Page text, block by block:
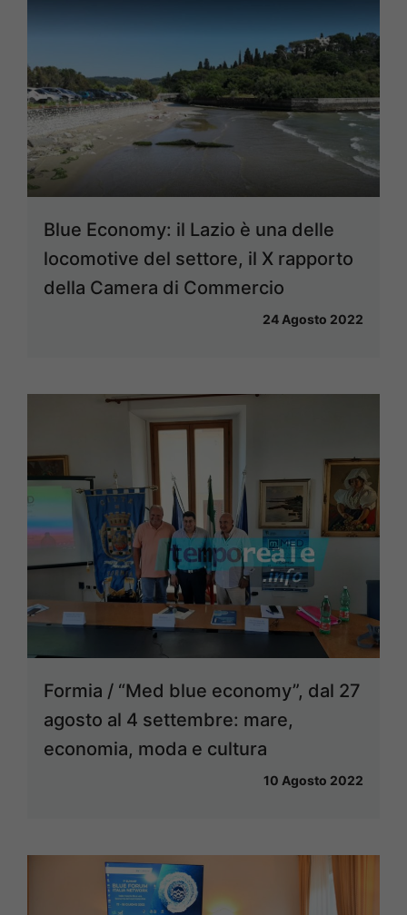
Blue Economy: il Lazio è una delle
locomotive del settore, il X rapporto
della Camera di Commercio
24 Agosto 2022
Formia / “Med blue economy”, dal 27
agosto al 4 settembre: mare,
economia, moda e cultura
10 Agosto 2022